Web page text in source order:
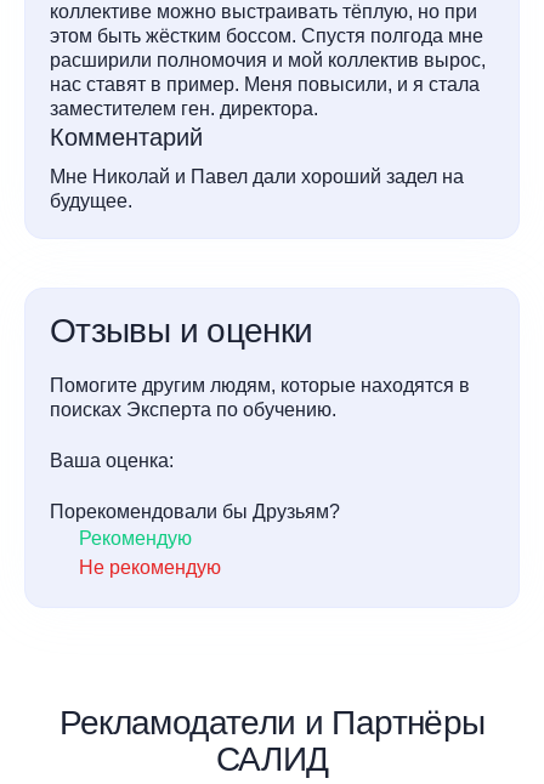
коллективе можно выстраивать тёплую, но при
этом быть жёстким боссом. Спустя полгода мне
расширили полномочия и мой коллектив вырос,
нас ставят в пример. Меня повысили, и я стала
заместителем ген. директора.
Комментарий
Мне Николай и Павел дали хороший задел на
будущее.
Отзывы и оценки
Помогите другим людям, которые находятся в
поисках Эксперта по обучению.
Ваша оценка:
Порекомендовали бы Друзьям?
Рекомендую
Не рекомендую
Рекламодатели и Партнёры
САЛИД